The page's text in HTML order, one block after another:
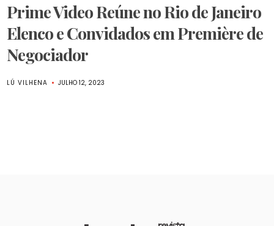
Prime Video Reúne no Rio de Janeiro
Elenco e Convidados em Première de
Negociador
LÚ VILHENA JULHO 12, 2023